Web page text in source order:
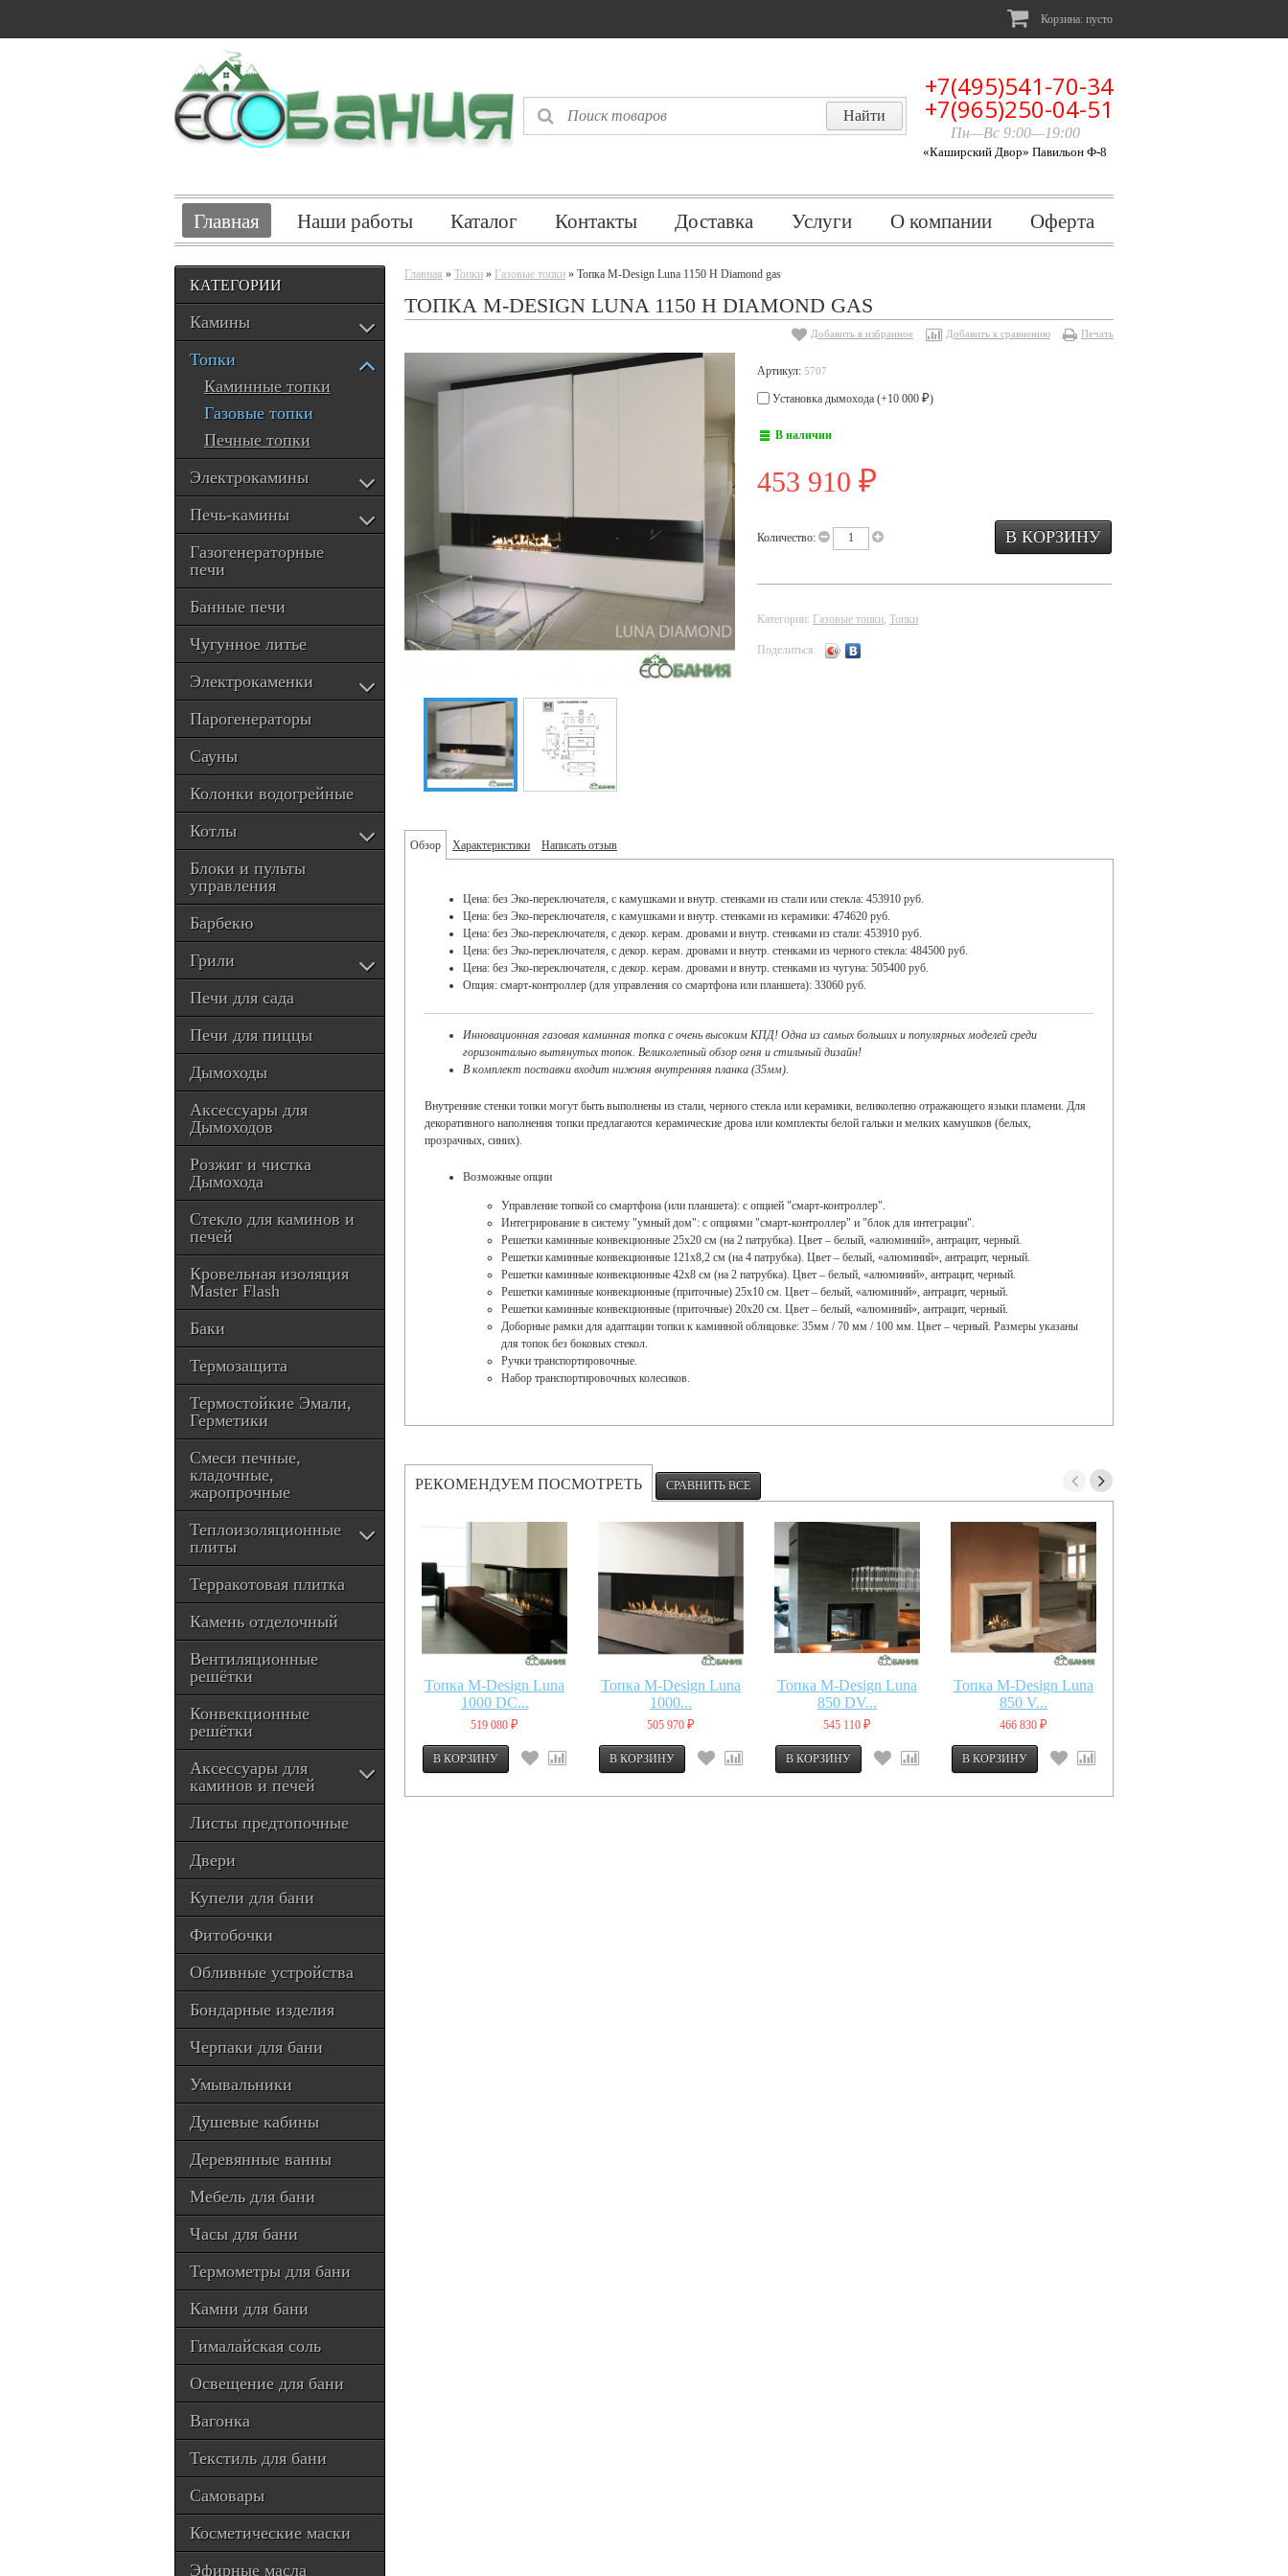
Корзина: пусто
+7(495)541-70-34
+7(965)250-04-51
Пн—Вс 9:00—19:00
«Каширский Двор» Павильон Ф-8
Главная Наши работы Каталог Контакты Доставка Услуги О компании Оферта
КАТЕГОРИИ
Камины
Топки
Каминные топки
Газовые топки
Печные топки
Электрокамины
Печь-камины
Газогенераторные
печи
Банные печи
Чугунное литье
Электрокаменки
Парогенераторы
Сауны
Колонки водогрейные
Котлы
Блоки и пульты
управления
Барбекю
Грили
Печи для сада
Печи для пиццы
Дымоходы
Аксессуары для
Дымоходов
Розжиг и чистка
Дымохода
Стекло для каминов и
печей
Кровельная изоляция
Master Flash
Баки
Термозащита
Термостойкие Эмали,
Герметики
Смеси печные,
кладочные,
жаропрочные
Теплоизоляционные
плиты
Терракотовая плитка
Камень отделочный
Вентиляционные
решётки
Конвекционные
решётки
Аксессуары для
каминов и печей
Листы предтопочные
Двери
Купели для бани
Фитобочки
Обливные устройства
Бондарные изделия
Черпаки для бани
Умывальники
Душевые кабины
Деревянные ванны
Мебель для бани
Часы для бани
Термометры для бани
Камни для бани
Гималайская соль
Освещение для бани
Вагонка
Текстиль для бани
Самовары
Косметические маски
Эфирные масла
Главная » Топки » Газовые топки » Топка M-Design Luna 1150 H Diamond gas
ТОПКА M-DESIGN LUNA 1150 H DIAMOND GAS
Добавить в избранное Добавить к сравнению Печать
Артикул: 5707
Установка дымохода (+10 000 ₽)
В наличии
453 910 ₽
Количество:
Категории: Газовые топки, Топки
Поделиться:
Обзор Характеристики Написать отзыв
Цена: без Эко-переключателя, с камушками и внутр. стенками из стали или стекла: 453910 руб.
Цена: без Эко-переключателя, с камушками и внутр. стенками из керамики: 474620 руб.
Цена: без Эко-переключателя, с декор. керам. дровами и внутр. стенками из стали: 453910 руб.
Цена: без Эко-переключателя, с декор. керам. дровами и внутр. стенками из черного стекла: 484500 руб.
Цена: без Эко-переключателя, с декор. керам. дровами и внутр. стенками из чугуна: 505400 руб.
Опция: смарт-контроллер (для управления со смартфона или планшета): 33060 руб.
Инновационная газовая каминная топка с очень высоким КПД! Одна из самых больших и популярных моделей среди
горизонтально вытянутых топок. Великолепный обзор огня и стильный дизайн!
В комплект поставки входит нижняя внутренняя планка (35мм).
Внутренние стенки топки могут быть выполнены из стали, черного стекла или керамики, великолепно отражающего языки пламени. Для
декоративного наполнения топки предлагаются керамические дрова или комплекты белой гальки и мелких камушков (белых,
прозрачных, синих).
Возможные опции
Управление топкой со смартфона (или планшета): с опцией "смарт-контроллер".
Интегрирование в систему "умный дом": с опциями "смарт-контроллер" и "блок для интеграции".
Решетки каминные конвекционные 25х20 см (на 2 патрубка). Цвет – белый, «алюминий», антрацит, черный.
Решетки каминные конвекционные 121х8,2 см (на 4 патрубка). Цвет – белый, «алюминий», антрацит, черный.
Решетки каминные конвекционные 42х8 см (на 2 патрубка). Цвет – белый, «алюминий», антрацит, черный.
Решетки каминные конвекционные (приточные) 25х10 см. Цвет – белый, «алюминий», антрацит, черный.
Решетки каминные конвекционные (приточные) 20х20 см. Цвет – белый, «алюминий», антрацит, черный.
Доборные рамки для адаптации топки к каминной облицовке: 35мм / 70 мм / 100 мм. Цвет – черный. Размеры указаны
для топок без боковых стекол.
Ручки транспортировочные.
Набор транспортировочных колесиков.
РЕКОМЕНДУЕМ ПОСМОТРЕТЬ
Топка M-Design Luna
1000 DC...
519 080 ₽
Топка M-Design Luna
1000...
505 970 ₽
Топка M-Design Luna
850 DV...
545 110 ₽
Топка M-Design Luna
850 V...
466 830 ₽